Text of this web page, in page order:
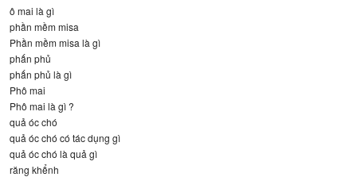
ô mai là gì
phần mềm misa
Phần mềm misa là gì
phấn phủ
phấn phủ là gì
Phô mai
Phô mai là gì ?
quả óc chó
quả óc chó có tác dụng gì
quả óc chó là quả gì
răng khểnh